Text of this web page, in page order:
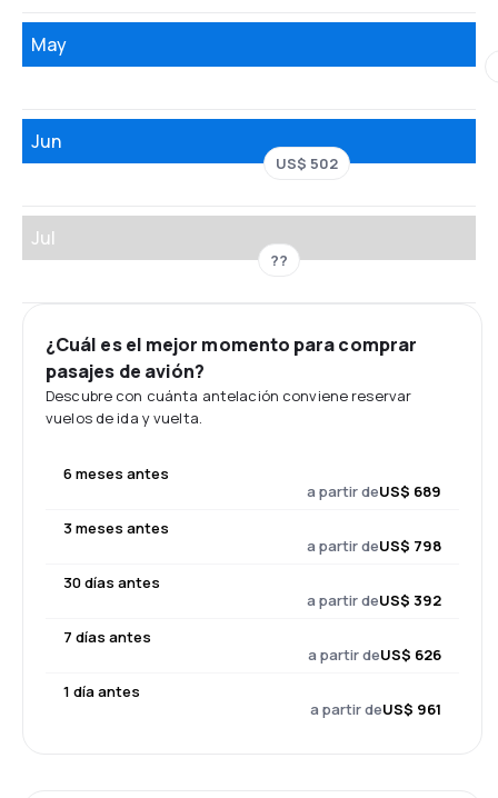
May
Jun
US$ 502
Jul
??
¿Cuál es el mejor momento para comprar
pasajes de avión?
Descubre con cuánta antelación conviene reservar
vuelos de ida y vuelta.
6 meses antes
a partir deUS$ 689
3 meses antes
a partir deUS$ 798
30 días antes
a partir deUS$ 392
7 días antes
a partir deUS$ 626
1 día antes
a partir deUS$ 961